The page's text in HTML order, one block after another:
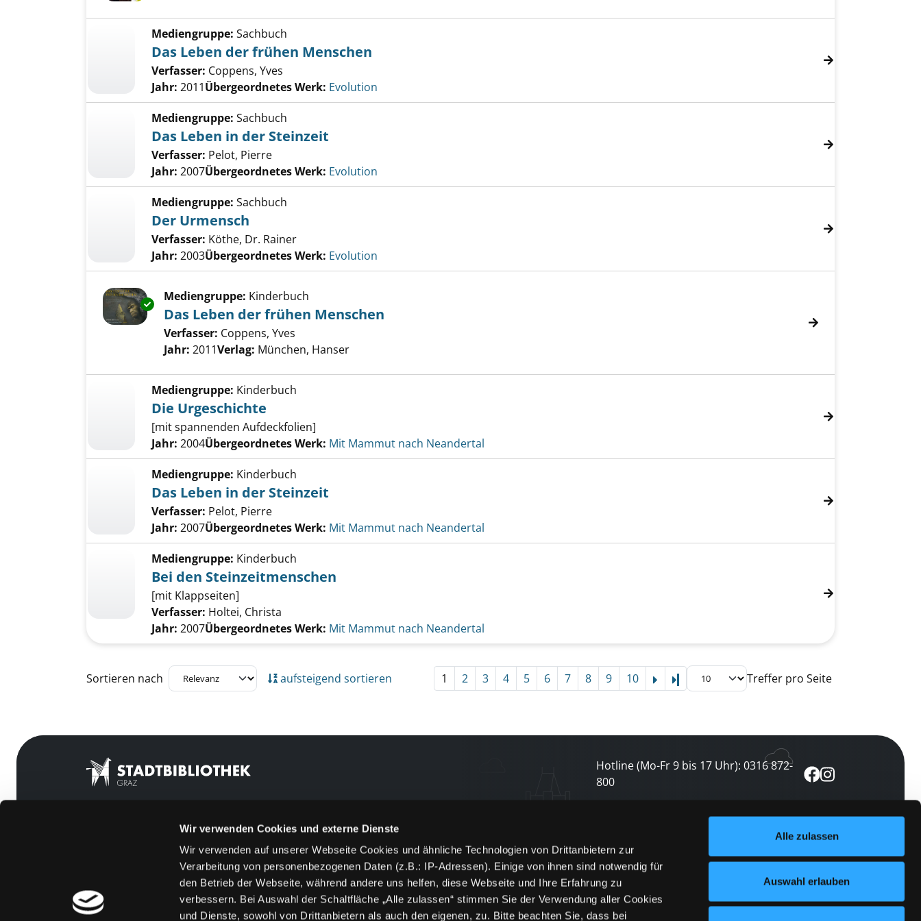
Wir verwenden Cookies und externe Dienste
Wir verwenden auf unserer Webseite Cookies und ähnliche Technologien von Drittanbietern zur
Verarbeitung von personenbezogenen Daten (z.B.: IP-Adressen). Einige von ihnen sind notwendig für
den Betrieb der Webseite, während andere uns helfen, diese Webseite und Ihre Erfahrung zu
verbessern. Bei Auswahl der Schaltfläche „Alle zulassen“ stimmen Sie der Verwendung aller Cookies
und Dienste, sowohl von Drittanbietern als auch den eigenen, zu. Bitte beachten Sie, dass bei
Alle zulassen
Auswahl erlauben
Mediengruppe: Sachbuch
Das Leben der frühen Menschen
Verfasser: Coppens, Yves
Jahr: 2011Übergeordnetes Werk: Evolution
Mediengruppe: Sachbuch
Das Leben in der Steinzeit
Verfasser: Pelot, Pierre
Jahr: 2007Übergeordnetes Werk: Evolution
Mediengruppe: Sachbuch
Der Urmensch
Verfasser: Köthe, Dr. Rainer
Jahr: 2003Übergeordnetes Werk: Evolution
Exemplar-Details von Das Leben der frühen Menschen anzeigen
Mediengruppe: Kinderbuch
Das Leben der frühen Menschen
Verfasser: Coppens, Yves
Jahr: 2011Verlag: München, Hanser
Mediengruppe: Kinderbuch
Die Urgeschichte
[mit spannenden Aufdeckfolien]
Jahr: 2004Übergeordnetes Werk: Mit Mammut nach Neandertal
Mediengruppe: Kinderbuch
Das Leben in der Steinzeit
Verfasser: Pelot, Pierre
Jahr: 2007Übergeordnetes Werk: Mit Mammut nach Neandertal
Mediengruppe: Kinderbuch
Bei den Steinzeitmenschen
[mit Klappseiten]
Verfasser: Holtei, Christa
Jahr: 2007Übergeordnetes Werk: Mit Mammut nach Neandertal
Zu den Suchfiltern springen
Sortieren nach aufsteigend sortieren 1 2 3 4 5 6 7 8 9 10 Letzte Seite Treffer pro Seite
Hotline (Mo-Fr 9 bis 17 Uhr): 0316 872-
800
[kju:b]
Feedback
Kontakt
Über uns
Jobs
Newsletter abonnieren
und keine Veranstaltung verpassen
jetzt abonnieren